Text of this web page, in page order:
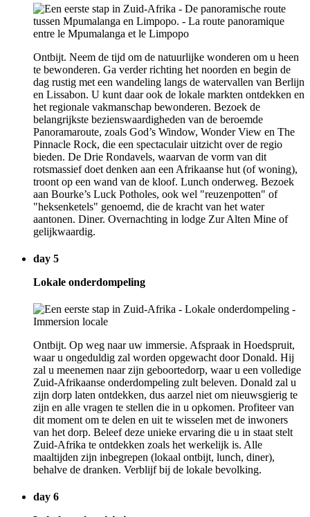
Ontbijt. Neem de tijd om de natuurlijke wonderen om u heen
te bewonderen. Ga verder richting het noorden en begin de
dag rustig met een wandeling langs de watervallen van Berlijn
en Lissabon. U kunt daar ook de lokale markten ontdekken en
het regionale vakmanschap bewonderen. Bezoek de
belangrijkste bezienswaardigheden van de beroemde
Panoramaroute, zoals God’s Window, Wonder View en The
Pinnacle Rock, die een spectaculair uitzicht over de regio
bieden. De Drie Rondavels, waarvan de vorm van dit
rotsmassief doet denken aan een Afrikaanse hut (of woning),
troont op een wand van de kloof. Lunch onderweg. Bezoek
aan Bourke’s Luck Potholes, ook wel "reuzenpotten" of
"heksenketels" genoemd, die de kracht van het water
aantonen. Diner. Overnachting in lodge Zur Alten Mine of
gelijkwaardig.
day 5
Lokale onderdompeling
Ontbijt. Op weg naar uw immersie. Afspraak in Hoedspruit,
waar u ongeduldig zal worden opgewacht door Donald. Hij
zal u meenemen naar zijn geboortedorp, waar u een volledige
Zuid-Afrikaanse onderdompeling zult beleven. Donald zal u
zijn dorp laten ontdekken, dus aarzel niet om nieuwsgierig te
zijn en alle vragen te stellen die in u opkomen. Profiteer van
dit moment om te delen en uit te wisselen met de inwoners
van het dorp. Beleef deze unieke ervaring die u in staat stelt
Zuid-Afrika te ontdekken zoals het werkelijk is. Alle
maaltijden zijn inbegrepen (lokaal ontbijt, lunch, diner),
behalve de dranken. Verblijf bij de lokale bevolking.
day 6